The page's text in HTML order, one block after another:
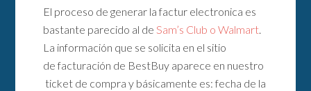
El proceso de generar la factur electronica es
bastante parecido al deSam’s Club o Walmart.
La información que se solicita en el sitio
de facturación de BestBuy aparece en nuestro
ticket de compra y básicamente es: fecha de la